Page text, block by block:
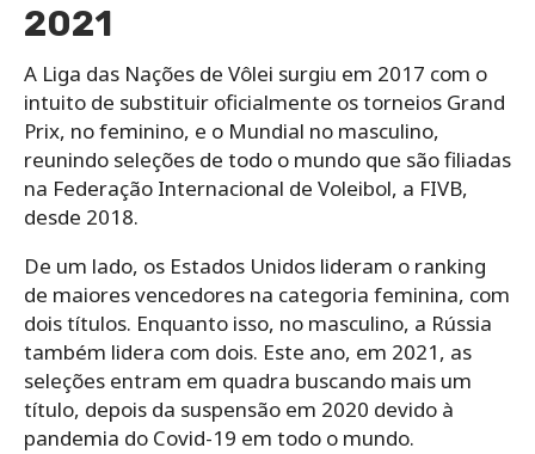
2021
A Liga das Nações de Vôlei surgiu em 2017 com o
intuito de substituir oficialmente os torneios Grand
Prix, no feminino, e o Mundial no masculino,
reunindo seleções de todo o mundo que são filiadas
na Federação Internacional de Voleibol, a FIVB,
desde 2018.
De um lado, os Estados Unidos lideram o ranking
de maiores vencedores na categoria feminina, com
dois títulos. Enquanto isso, no masculino, a Rússia
também lidera com dois. Este ano, em 2021, as
seleções entram em quadra buscando mais um
título, depois da suspensão em 2020 devido à
pandemia do Covid-19 em todo o mundo.